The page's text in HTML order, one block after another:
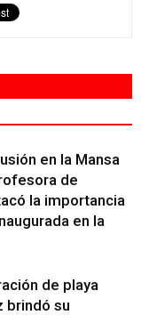
en la Mansa
de
la importancia
en la
de playa
brindó su